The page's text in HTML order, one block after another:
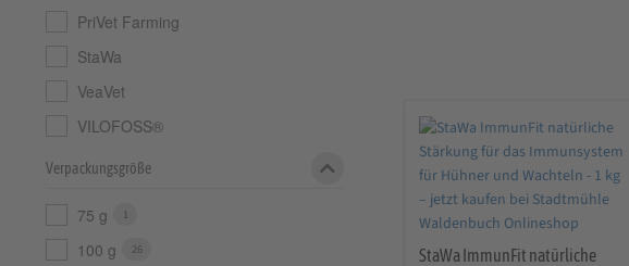
StaWa ImmunFit natürliche
PriVet Farming
StaWa
VeaVet
VILOFOSS®
Verpackungsgröße
75 g 1
100 g 26